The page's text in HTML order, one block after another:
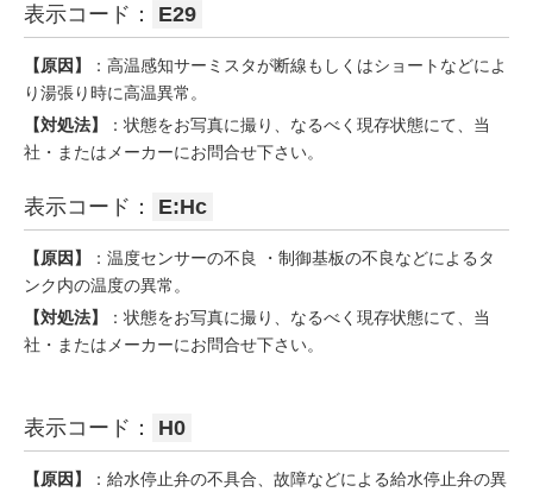
表示コード： E29
【原因】
：高温感知サーミスタが断線もしくはショートなどによ
り湯張り時に高温異常。
【対処法】
：状態をお写真に撮り、なるべく現存状態にて、当
社・またはメーカーにお問合せ下さい。
表示コード： E:Hc
【原因】
：温度センサーの不良 ・制御基板の不良などによるタ
ンク内の温度の異常。
【対処法】
：状態をお写真に撮り、なるべく現存状態にて、当
社・またはメーカーにお問合せ下さい。
表示コード： H0
【原因】
：給水停止弁の不具合、故障などによる給水停止弁の異